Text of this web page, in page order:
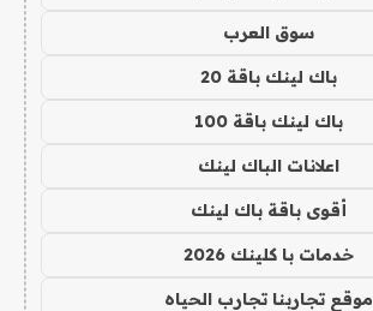
سوق العرب
باك لينك باقة 20
باك لينك باقة 100
اعلانات الباك لينك
أقوى باقة باك لينك
خدمات با كلينك 2026
موقع تجاربنا تجارب الحياه